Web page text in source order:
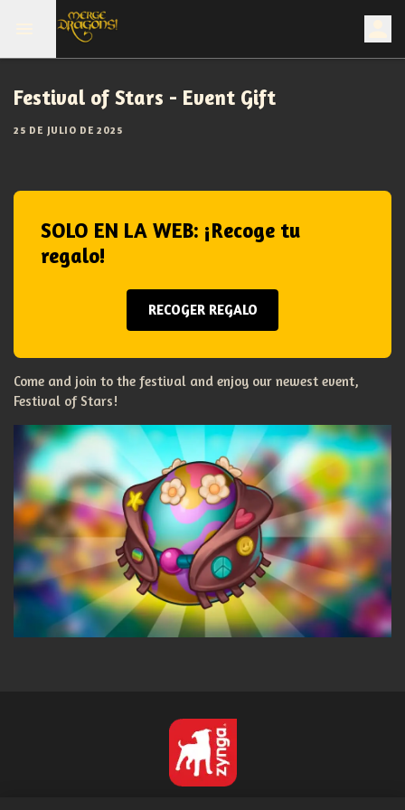
Festival of Stars - Event Gift
25 DE JULIO DE 2025
SOLO EN LA WEB: ¡Recoge tu
regalo!
RECOGER REGALO
Come and join to the festival and enjoy our newest event,
Festival of Stars!